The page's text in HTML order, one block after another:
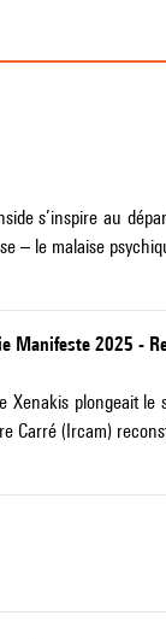
s’inspire au
– le malaise
2025 -
Xenakis plongeait
Carré (Ircam)